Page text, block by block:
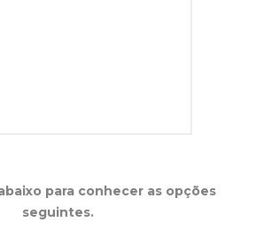
para conhecer as opções
seguintes.